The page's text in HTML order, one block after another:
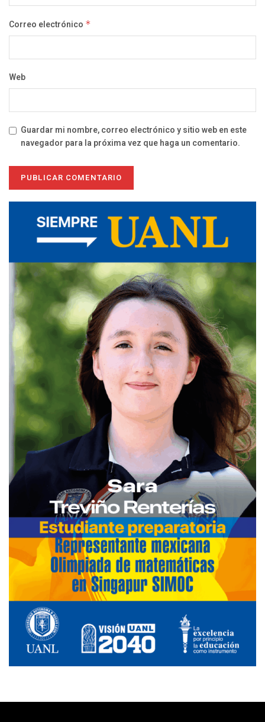
Correo electrónico *
Web
Guardar mi nombre, correo electrónico y sitio web en este
navegador para la próxima vez que haga un comentario.